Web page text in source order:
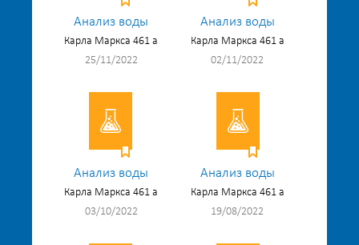
Анализ воды
Карла Маркса 461 а
25/11/2022
Анализ воды
Карла Маркса 461 а
02/11/2022
Анализ воды
Карла Маркса 461 а
03/10/2022
Анализ воды
Карла Маркса 461 а
19/08/2022